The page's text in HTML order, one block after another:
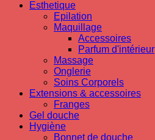
Esthetique
Epilation
Maquillage
Accessoires
Parfum d'intérieur
Massage
Onglerie
Soins Corporels
Extensions & accessoires
Franges
Gel douche
Hygiène
Bonnet de douche